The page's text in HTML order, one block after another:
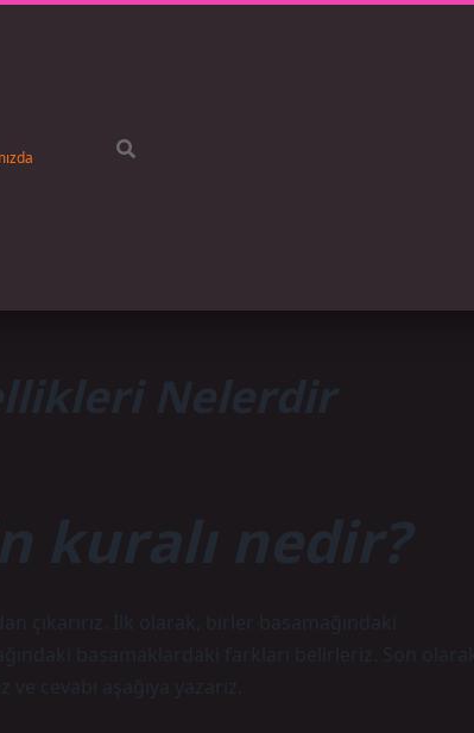
Nelerdir
kuralı nedir?
çıkarırız. İlk olarak, birler basamağındaki
basamaklardaki farkları belirleriz. Son olarak,
cevabı aşağıya yazarız.